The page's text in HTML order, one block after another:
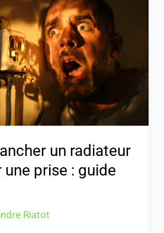
un radiateur
prise : guide
Riatot